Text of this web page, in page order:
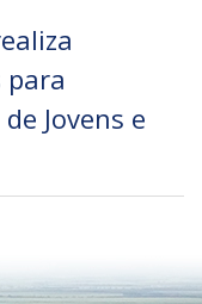
Jovens e